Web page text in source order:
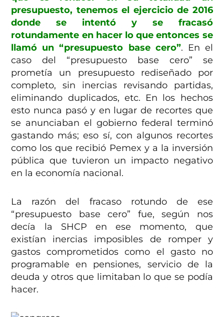
presupuesto, tenemos el ejercicio de 2016
donde se intentó y se fracasó
rotundamente en hacer lo que entonces se
llamó un “presupuesto base cero”. En el
caso del “presupuesto base cero” se
prometía un presupuesto rediseñado por
completo, sin inercias revisando partidas,
eliminando duplicados, etc. En los hechos
esto nunca pasó y en lugar de recortes que
se anunciaban el gobierno federal terminó
gastando más; eso sí, con algunos recortes
como los que recibió Pemex y a la inversión
pública que tuvieron un impacto negativo
en la economía nacional.
La razón del fracaso rotundo de ese
“presupuesto base cero” fue, según nos
decía la SHCP en ese momento, que
existían inercias imposibles de romper y
gastos comprometidos como el gasto no
programable en pensiones, servicio de la
deuda y otros que limitaban lo que se podía
hacer.